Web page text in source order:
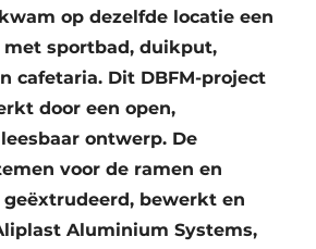
op dezelfde locatie een
sportbad, duikput,
cafetaria. Dit DBFM-project
door een open,
ontwerp. De
voor de ramen en
bewerkt en
Aluminium Systems,